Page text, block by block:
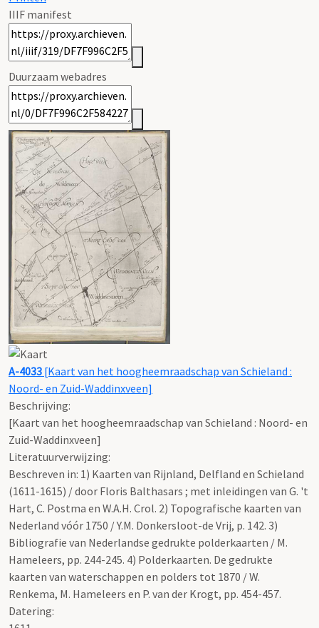
IIIF manifest
Duurzaam webadres
A-4033 [Kaart van het hoogheemraadschap van Schieland :
Noord- en Zuid-Waddinxveen]
Beschrijving:
[Kaart van het hoogheemraadschap van Schieland : Noord- en
Zuid-Waddinxveen]
Literatuurverwijzing:
Beschreven in: 1) Kaarten van Rijnland, Delfland en Schieland
(1611-1615) / door Floris Balthasars ; met inleidingen van G. 't
Hart, C. Postma en W.A.H. Crol. 2) Topografische kaarten van
Nederland vóór 1750 / Y.M. Donkersloot-de Vrij, p. 142. 3)
Bibliografie van Nederlandse gedrukte polderkaarten / M.
Hameleers, pp. 244-245. 4) Polderkaarten. De gedrukte
kaarten van waterschappen en polders tot 1870 / W.
Renkema, M. Hameleers en P. van der Krogt, pp. 454-457.
Datering: